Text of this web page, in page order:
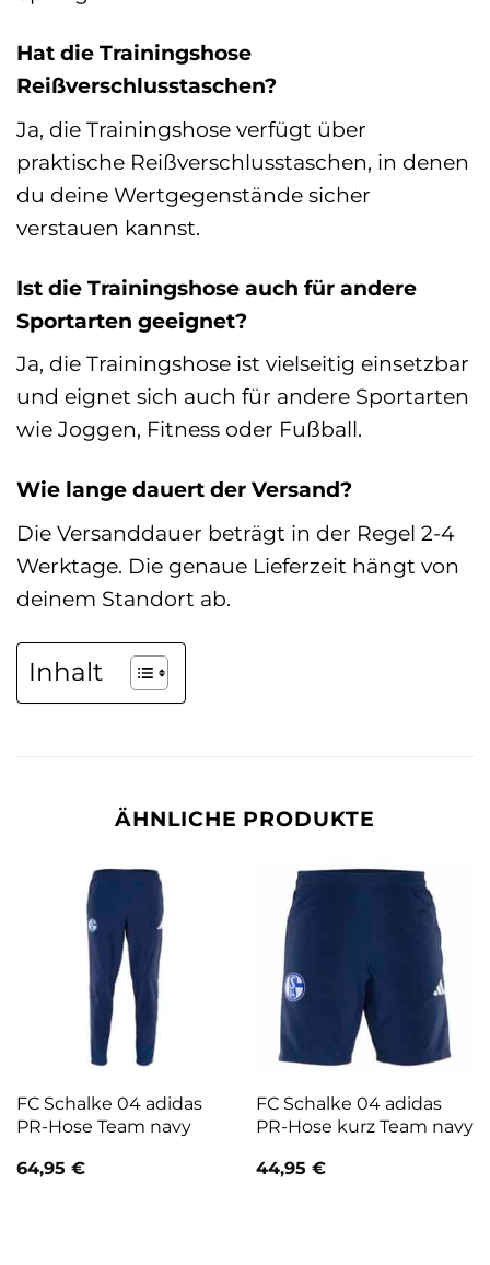
Hat die Trainingshose
Reißverschlusstaschen?
Ja, die Trainingshose verfügt über
praktische Reißverschlusstaschen, in denen
du deine Wertgegenstände sicher
verstauen kannst.
Ist die Trainingshose auch für andere
Sportarten geeignet?
Ja, die Trainingshose ist vielseitig einsetzbar
und eignet sich auch für andere Sportarten
wie Joggen, Fitness oder Fußball.
Wie lange dauert der Versand?
Die Versanddauer beträgt in der Regel 2-4
Werktage. Die genaue Lieferzeit hängt von
deinem Standort ab.
Inhalt
ÄHNLICHE PRODUKTE
FC Schalke 04 adidas
PR-Hose Team navy
64,95 €
FC Schalke 04 adidas
PR-Hose kurz Team navy
44,95 €